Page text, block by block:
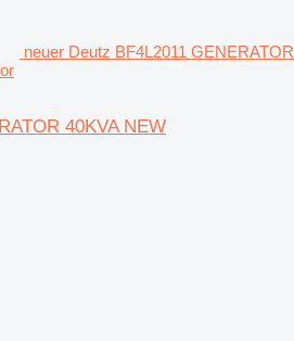
neuer Deutz BF4L2011 GENERATOR
40KVA NEW